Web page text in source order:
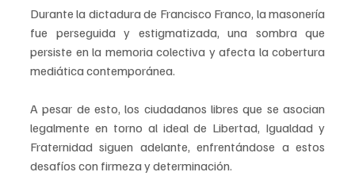
Durante la dictadura de Francisco Franco, la masonería
fue perseguida y estigmatizada, una sombra que
persiste en la memoria colectiva y afecta la cobertura
mediática contemporánea.
A pesar de esto, los ciudadanos libres que se asocian
legalmente en torno al ideal de Libertad, Igualdad y
Fraternidad siguen adelante, enfrentándose a estos
desafíos con firmeza y determinación.